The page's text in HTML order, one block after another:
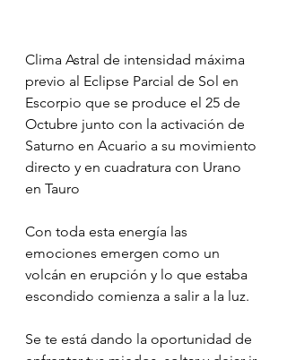
Clima Astral de intensidad máxima
previo al Eclipse Parcial de Sol en
Escorpio que se produce el 25 de
Octubre junto con la activación de
Saturno en Acuario a su movimiento
directo y en cuadratura con Urano
en Tauro
Con toda esta energía las
emociones emergen como un
volcán en erupción y lo que estaba
escondido comienza a salir a la luz.
Se te está dando la oportunidad de